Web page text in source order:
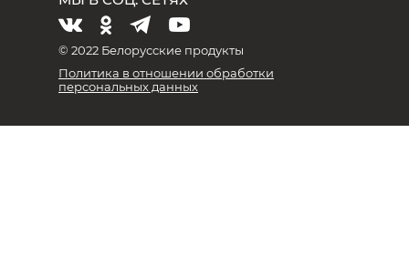
© 2022 Белорусские продукты
Политика в отношении обработки
персональных данных